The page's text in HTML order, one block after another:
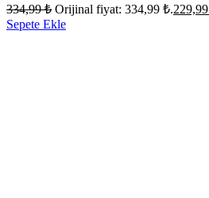
334,99₺ Orijinal fiyat: 334,99 ₺.229,99
Sepete Ekle